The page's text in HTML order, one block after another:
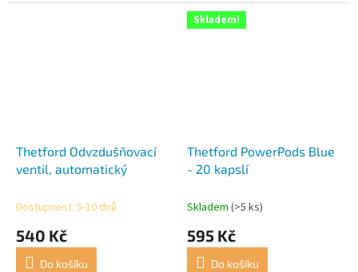
Thetford Odvzdušňovací
ventil, automatický
Dostupnost: 5-10 dnů
540 Kč
Do košíku
Skladem!
Thetford PowerPods Blue
- 20 kapslí
Skladem (>5 ks)
595 Kč
Do košíku